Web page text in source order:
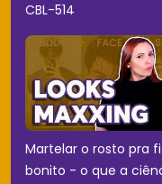
CBL-514
Martelar o rosto pra
bonito - o que a